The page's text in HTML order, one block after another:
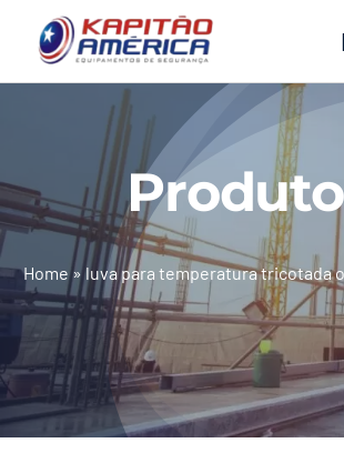
o
Produtos
Calçados
Luvas
Altura
Home»luva para temperatura tricotada